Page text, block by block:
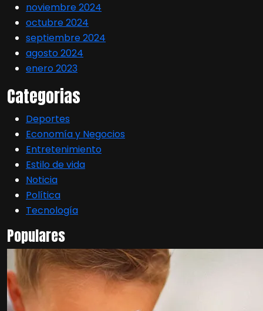
noviembre 2024
octubre 2024
septiembre 2024
agosto 2024
enero 2023
Categorias
Deportes
Economía y Negocios
Entretenimiento
Estilo de vida
Noticia
Política
Tecnología
Populares